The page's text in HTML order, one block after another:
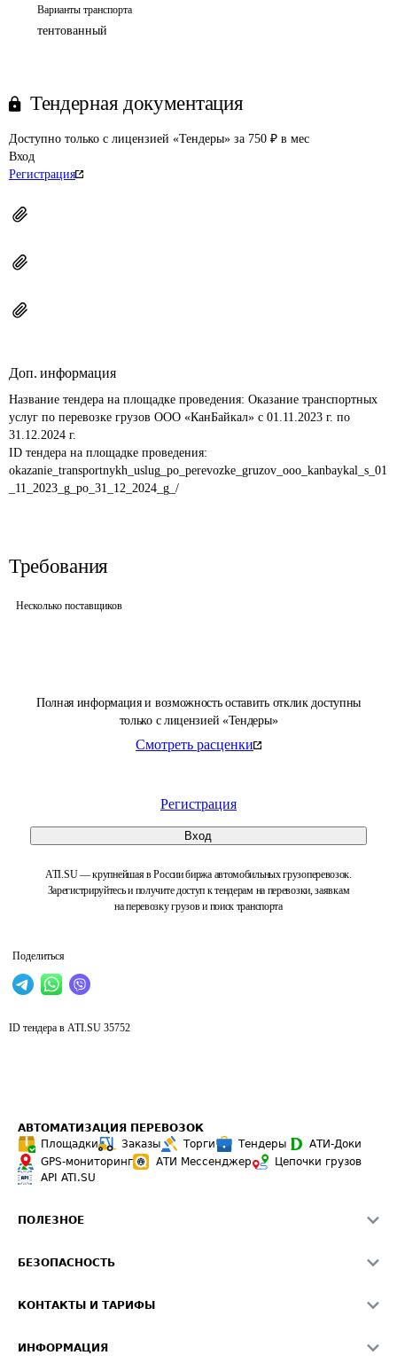
Полная информация и возможность оставить отклик доступны
только с лицензией «Тендеры»
Смотреть расценки
Регистрация
Вход
ATI.SU — крупнейшая в России биржа автомобильных грузоперевозок.
Зарегистрируйтесь и получите доступ к тендерам на перевозки, заявкам
на перевозку грузов и поиск транспорта
Поделиться
Варианты транспорта
тентованный
Тендерная документация
Доступно только с лицензией «Тендеры» за 750 ₽ в мес
Вход
Регистрация
Доп. информация
Название тендера на площадке проведения: Оказание транспортных
услуг по перевозке грузов ООО «КанБайкал» с 01.11.2023 г. по
31.12.2024 г.
ID тендера на площадке проведения:
okazanie_transportnykh_uslug_po_perevozke_gruzov_ooo_kanbaykal_s_01
_11_2023_g_po_31_12_2024_g_/
Требования
Несколько поставщиков
ID тендера в ATI.SU 35752
АВТОМАТИЗАЦИЯ ПЕРЕВОЗОК
Площадки
Заказы Торги Тендеры
АТИ-Доки
GPS-мониторинг
АТИ Мессенджер
Цепочки грузов
API ATI.SU
ПОЛЕЗНОЕ
Звезды ATI.SU на вашем сайте
Средние ставки
БЕЗОПАСНОСТЬ
Светофор+
КОНТАКТЫ И ТАРИФЫ
ИНФОРМАЦИЯ